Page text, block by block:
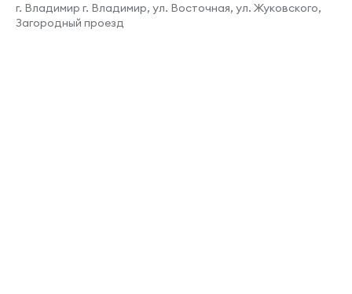
г. Владимир г. Владимир, ул. Восточная, ул. Жуковского,
Загородный проезд